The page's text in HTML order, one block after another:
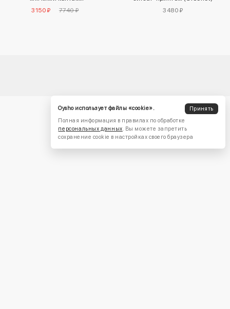
3150 ₽
7740 ₽
3480 ₽
Oysho использует файлы «cookie».
Принять
Полная информация в правилах по обработке
персональных данных. Вы можете запретить
сохранение cookie в настройках своего браузера